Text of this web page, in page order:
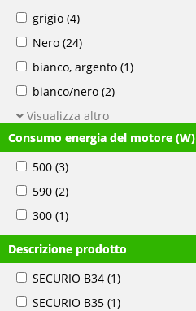
grigio (4)
Nero (24)
bianco, argento (1)
bianco/nero (2)
Visualizza altro
Consumo energia del motore (W)
500 (3)
590 (2)
300 (1)
Descrizione prodotto
SECURIO B34 (1)
SECURIO B35 (1)